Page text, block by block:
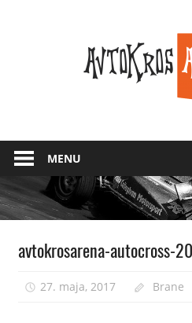
MENU
avtokrosarena-autocross-
27. maja, 2017 Brane